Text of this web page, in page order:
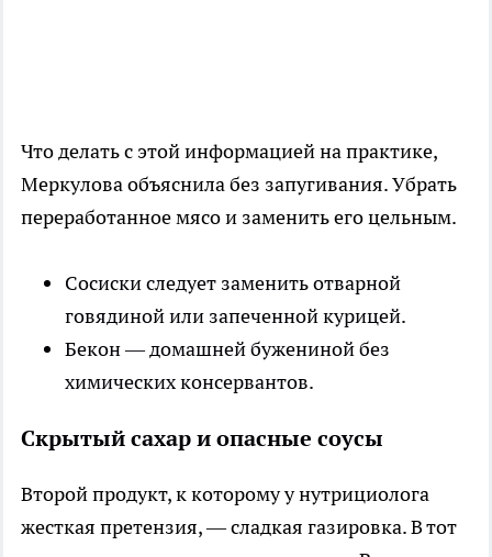
Что делать с этой информацией на практике,
Меркулова объяснила без запугивания. Убрать
переработанное мясо и заменить его цельным.
Сосиски следует заменить отварной
говядиной или запеченной курицей.
Бекон — домашней бужениной без
химических консервантов.
Скрытый сахар и опасные соусы
Второй продукт, к которому у нутрициолога
жесткая претензия, — сладкая газировка. В тот